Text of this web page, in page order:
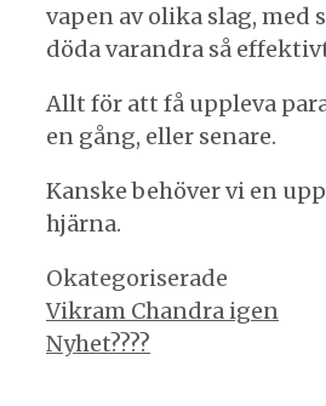
vapen av olika slag,
döda varandra så
Allt för att få uppleva
en gång, eller senare.
Kanske behöver vi en
hjärna.
Kategorier
Okategoriserade
Inläggsnavigering
Vikram Chandra igen
Nyhet????